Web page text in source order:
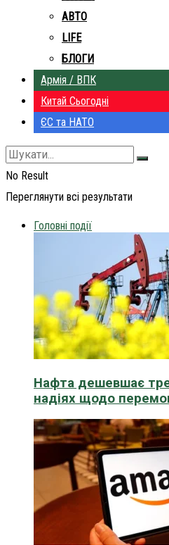
АВТО
LIFE
БЛОГИ
Армія / ВПК
Китай Сьогодні
ЄС та НАТО
No Result
Переглянути всі результати
Головні події
Нафта дешевшає
надіях щодо